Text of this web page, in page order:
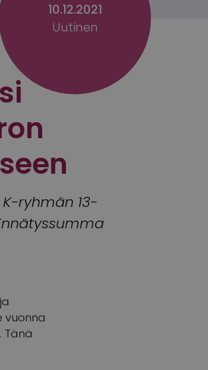
10.12.2021
Uutinen
ryhmän 13-
vuonna
Tänä